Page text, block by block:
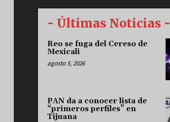
- Últimas Noticias -
Reo se fuga del Cereso de
Mexicali
agosto 5, 2026
PAN da a conocer lista de
“primeros perfiles” en
Tijuana